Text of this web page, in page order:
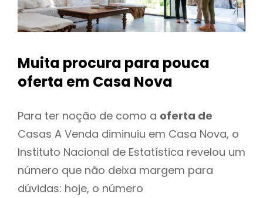
Muita procura para pouca
oferta em Casa Nova
Para ter noção de como a oferta de
Casas A Venda diminuiu em Casa Nova, o
Instituto Nacional de Estatística revelou um
número que não deixa margem para
dúvidas: hoje, o número